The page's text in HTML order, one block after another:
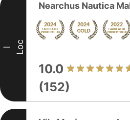
I Loc
Nearchus Nautica
10.0
(152)